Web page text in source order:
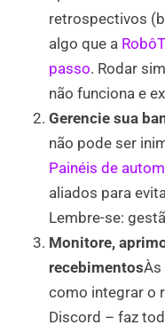
retrospectivos
algo que a
passo. Rodar
não funciona e
Gerencie sua
não pode ser
Painéis de
aliados para
Lembre-se:
Monitore,
recebimentosÀs
como integrar o
Discord – faz